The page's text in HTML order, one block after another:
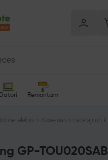
Datori Remontam
telefoni Aksesuāri
Lādētāji un
GP-